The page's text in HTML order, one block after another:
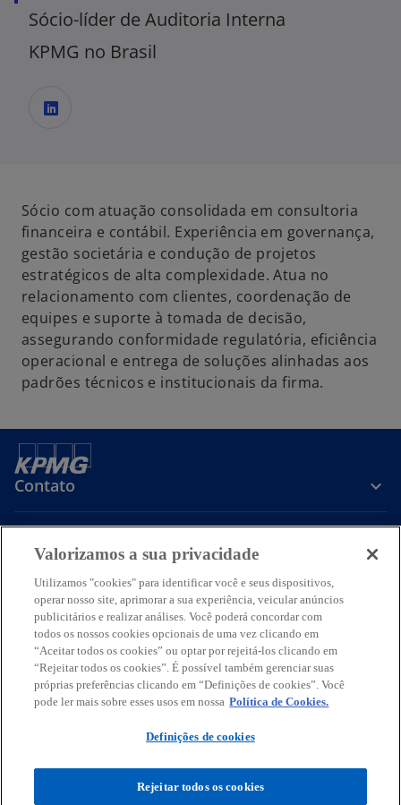
Sócio-líder de Auditoria Interna
KPMG no Brasil
e
e
m
u
m
a
n
o
v
g
u
i
a
Sócio com atuação consolidada em consultoria
financeira e contábil. Experiência em governança,
gestão societária e condução de projetos
estratégicos de alta complexidade. Atua no
relacionamento com clientes, coordenação de
equipes e suporte à tomada de decisão,
assegurando conformidade regulatória, eficiência
operacional e entrega de soluções alinhadas aos
padrões técnicos e institucionais da firma.
Contato
Sobre a KPMG
Serviços
a
b
r
e
m
u
m
a
b
r
e
m
u
m
a
b
r
e
m
u
m
a
b
r
e
u
a
b
r
e
u
Termos de usoPrivacidadeAcessibilidadeAjudaGlossário
brasileira, de responsabilidade limitada e firma-membro da
licenciadas da KPMG International Limited, uma empresa inglesa
privada de responsabilidade limitada. Todos os direitos reservados.
Valorizamos a sua privacidade
Utilizamos "cookies" para identificar você e seus dispositivos,
operar nosso site, aprimorar a sua experiência, veicular anúncios
publicitários e realizar análises. Você poderá concordar com
todos os nossos cookies opcionais de uma vez clicando em
“Aceitar todos os cookies” ou optar por rejeitá-los clicando em
“Rejeitar todos os cookies”. É possível também gerenciar suas
próprias preferências clicando em “Definições de cookies”. Você
pode ler mais sobre esses usos em nossa Política de Cookies.
Definições de cookies
Rejeitar todos os cookies